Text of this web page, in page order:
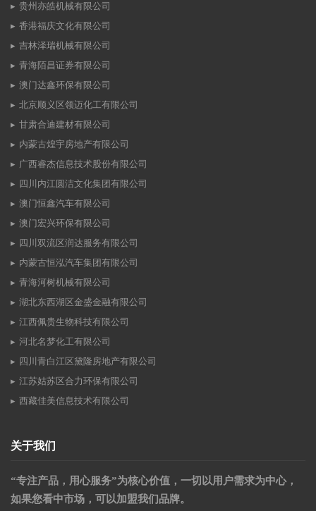
贵州亦皓机械有限公司
香港福庆文化有限公司
吉林泽瑞机械有限公司
青海陌昌证券有限公司
澳门达鑫环保有限公司
北京顺义区领迈化工有限公司
甘肃合迪建材有限公司
内蒙古煌宇房地产有限公司
广西睿杰信息技术股份有限公司
四川内江圆洁文化集团有限公司
澳门恒鑫汽车有限公司
澳门宏兴环保有限公司
四川双流区润达服务有限公司
内蒙古恒泓汽车集团有限公司
青海河树机械有限公司
湖北东西湖区金盛金融有限公司
江西佩贵生物科技有限公司
河北名梦化工有限公司
四川青白江区黛隆房地产有限公司
江苏姑苏区合力环保有限公司
西藏佳美信息技术有限公司
关于我们
“专注产品，用心服务”为核心价值，一切以用户需求为中心，
如果您看中市场，可以加盟我们品牌。